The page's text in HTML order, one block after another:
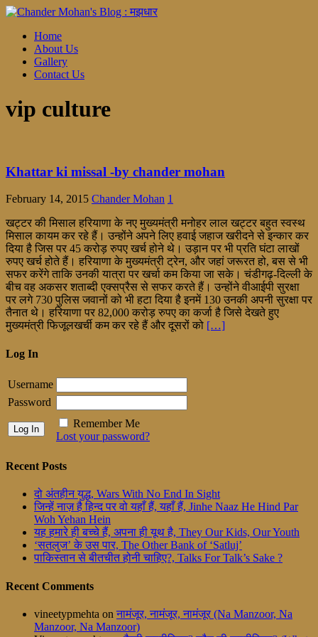
Home
About Us
Gallery
Contact Us
vip culture
Khattar ki missal -by chander mohan
February 14, 2015 Chander Mohan 1
खट्टर की मिसाल हरियाणा के नए मुख्यमंत्री मनोहर लाल खट्टर बहुत स्वस्थ
मिसाल कायम कर रहे हैं। उन्होंने अपने लिए हवाई जहाज खरीदने से इन्कार कर
दिया है जिस पर 45 करोड़ रुपए खर्च होने थे। उड़ान पर भी प्रति घंटा लाखों
रुपए खर्च होते हैं। हरियाणा के मुख्यमंत्री ट्रेन, और जहां जरूरत हो, बस से भी
सफर करेंगे ताकि उनकी यात्रा पर खर्चा कम किया जा सके। चंडीगढ़-दिल्ली के
बीच वह अकसर शताब्दी एक्सप्रैस से सफर करते हैं। उन्होंने वीआईपी सुरक्षा
पर लगे 730 पुलिस जवानों को भी हटा दिया है इनमें 130 उनकी अपनी सुरक्षा पर
तैनात थे। हरियाणा पर 82,000 करोड़ रुपए का कर्जा है जिसे देखते हुए
मुख्यमंत्री फिजूलखर्ची कम कर रहे हैं और दूसरों को […]
Log In
Username
Password
Remember Me
Lost your password?
Recent Posts
दो अंतहीन युद्ध, Wars With No End In Sight
जिन्हें नाज़ है हिन्द पर वो यहाँ हैं, यहाँ हैं, Jinhe Naaz He Hind Par
Woh Yehan Hein
यह हमारे ही बच्चे हैं, अपना ही यूथ है, They Our Kids, Our Youth
‘सतलुज’ के उस पार, The Other Bank of ‘Satluj’
पाकिस्तान से बीतचीत होनी चाहिए?, Talks For Talk’s Sake ?
Recent Comments
vineetypmehta on नामंजूर, नामंजूर, नामंजूर (Na Manzoor, Na
Manzoor, Na Manzoor)